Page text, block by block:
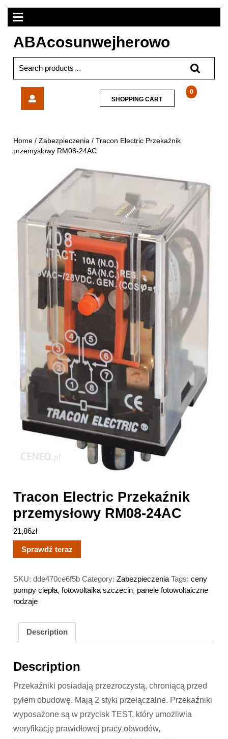
Skip
content
Open
Menu
ABAcosunwejherowo
for:
RM08-
24AC
0
SHOPPING CARTSHOPPING
CART
Home /Zabezpieczenia / Tracon Electric Przekaźnik
przemysłowy RM08-24AC
Tracon Electric Przekaźnik
przemysłowy RM08-24AC
21,86zł
Sprawdź teraz
SKU:dde470ce6f5b Category:Zabezpieczenia Tags:ceny
pompy ciepła,fotowoltaika szczecin, panele fotowoltaiczne
rodzaje
Description
Description
Przekaźniki posiadają przezroczystą, chroniącą przed
pyłem obudowę. Mają 2 styki przełączalne. Przekaźniki
wyposażone są w przycisk TEST, który umożliwia
weryfikację prawidłowej pracy obwodów,